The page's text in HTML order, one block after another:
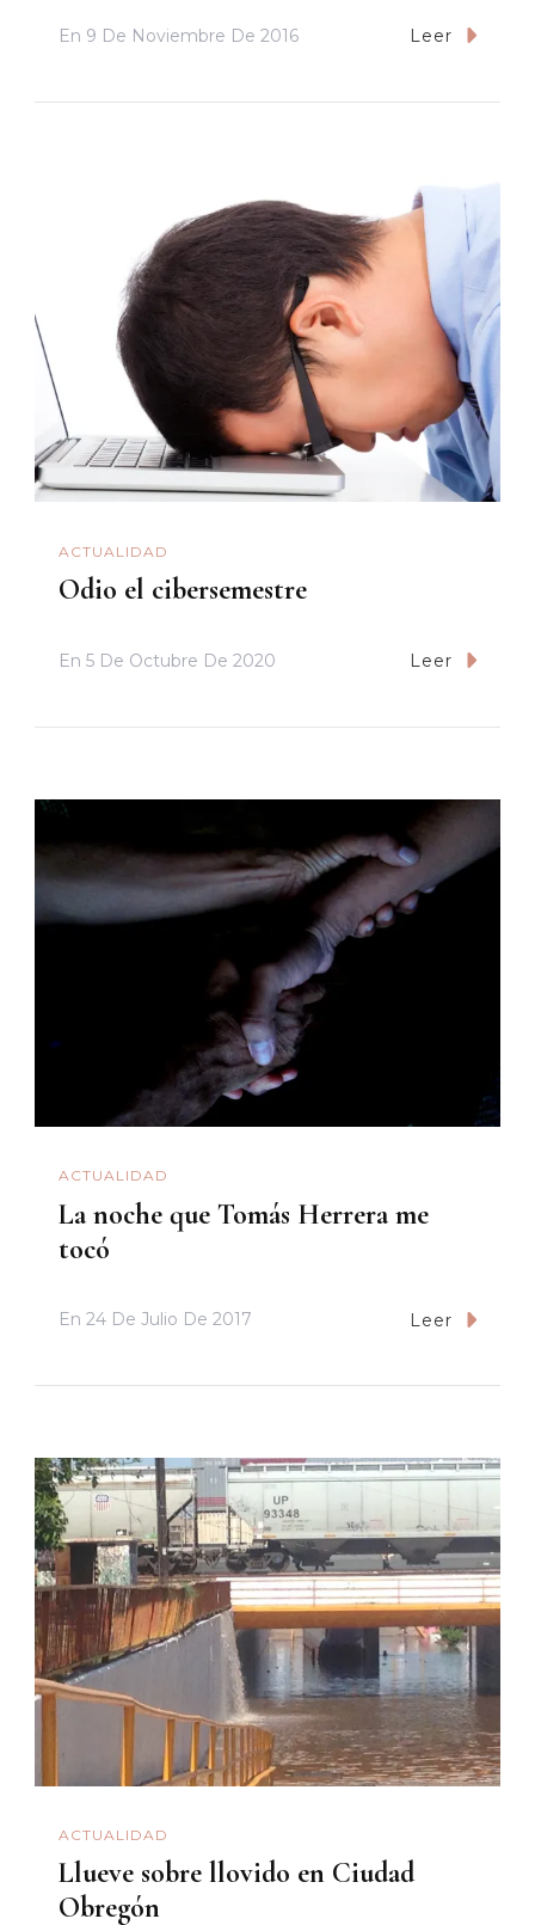
En 9 De Noviembre De 2016 Leer
ACTUALIDAD
Odio el cibersemestre
En 5 De Octubre De 2020 Leer
ACTUALIDAD
La noche que Tomás Herrera me
tocó
En 24 De Julio De 2017 Leer
ACTUALIDAD
Llueve sobre llovido en Ciudad
Obregón